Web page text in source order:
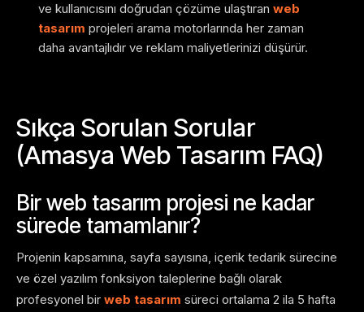
ve kullanıcısını doğrudan çözüme ulaştıran web
tasarım projeleri arama motorlarında her zaman
daha avantajlıdır ve reklam maliyetlerinizi düşürür.
Sıkça Sorulan Sorular
(Amasya Web Tasarım FAQ)
Bir web tasarım projesi ne kadar
sürede tamamlanır?
Projenin kapsamına, sayfa sayısına, içerik tedarik sürecine
ve özel yazılım fonksiyon taleplerine bağlı olarak
profesyonel bir web tasarım süreci ortalama 2 ila 5 hafta